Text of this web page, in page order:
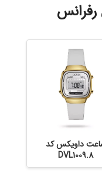
داویکس کد
DVL1009.8